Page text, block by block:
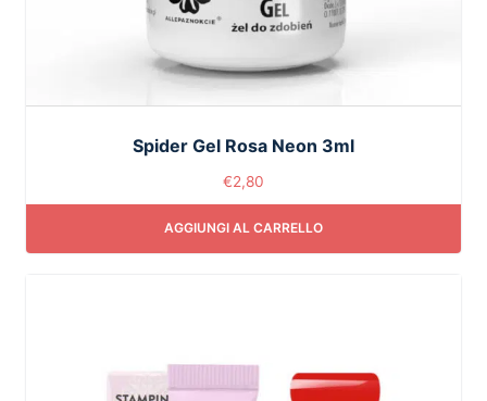
Spider Gel Rosa Neon 3ml
€2,80
AGGIUNGI AL CARRELLO